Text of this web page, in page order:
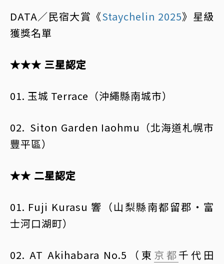
DATA／民宿大賞《Staychelin 2025》星級
獲獎名單
★★★ 三星認定
01. 玉城 Terrace（沖繩縣南城市）
02. Siton Garden Iaohmu（北海道札幌市
豐平區）
★★ 二星認定
01. Fuji Kurasu 響（山梨縣南都留郡・富
士河口湖町）
02. AT Akihabara No.5（東 京都千代田